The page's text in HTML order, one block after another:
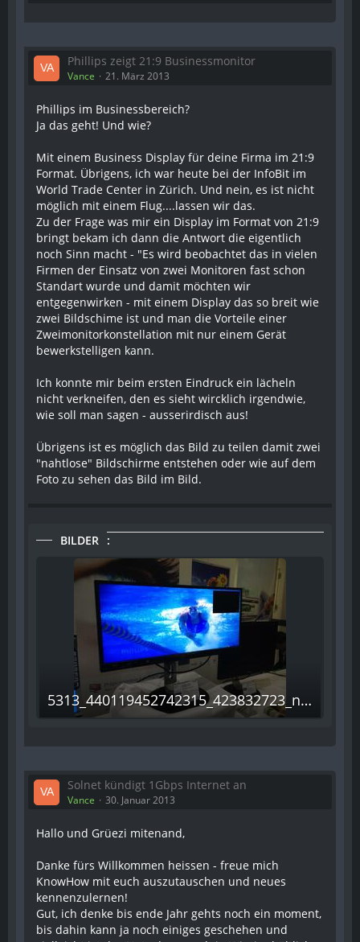
Phillips zeigt 21:9 Businessmonitor
Vance 21. März 2013
Phillips im Businessbereich?
Ja das geht! Und wie?
Mit einem Business Display für deine Firma im 21:9
Format. Übrigens, ich war heute bei der InfoBit im
World Trade Center in Zürich. Und nein, es ist nicht
möglich mit einem Flug....lassen wir das.
Zu der Frage was mir ein Display im Format von 21:9
bringt bekam ich dann die Antwort die eigentlich
noch Sinn macht - "Es wird beobachtet das in vielen
Firmen der Einsatz von zwei Monitoren fast schon
Standart wurde und damit möchten wir
entgegenwirken - mit einem Display das so breit wie
zwei Bildschime ist und man die Vorteile einer
Zweimonitorkonstellation mit nur einem Gerät
bewerkstelligen kann.
Ich konnte mir beim ersten Eindruck ein lächeln
nicht verkneifen, den es sieht wircklich irgendwie,
wie soll man sagen - ausserirdisch aus!
Übrigens ist es möglich das Bild zu teilen damit zwei
"nahtlose" Bildschirme entstehen oder wie auf dem
Foto zu sehen das Bild im Bild.
BILDER
5313_440119452742315_423832723_n.jpg
Solnet kündigt 1Gbps Internet an
Vance 30. Januar 2013
Hallo und Grüezi mitenand,
Danke fürs Willkommen heissen - freue mich
KnowHow mit euch auszutauschen und neues
kennenzulernen!
Gut, ich denke bis ende Jahr gehts noch ein moment,
bis dahin kann ja noch einiges geschehen und